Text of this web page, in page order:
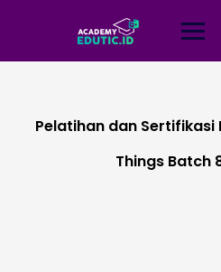
Pelatihan dan
Things Batch